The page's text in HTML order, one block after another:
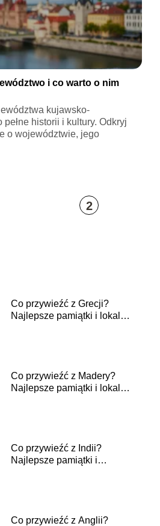
i co warto o nim
kujawsko-
historii i kultury. Odkryj
o województwie, jego
2
Co przywieźć z Grecji?
Najlepsze pamiątki i lokalne
Co przywieźć z Madery?
Najlepsze pamiątki i lokalne
Co przywieźć z Indii?
Najlepsze pamiątki i
Co przywieźć z Anglii?